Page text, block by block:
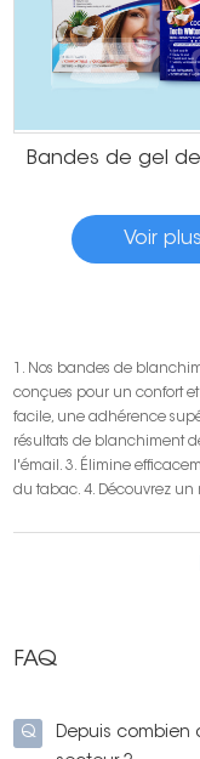
Voir plus
1. Nos bandes de
conçues pour un confort
facile, une adhérence
résultats de blanchiment
l'émail. 3. Élimine
du tabac. 4. Découvrez
FAQ
Q
Depuis combien